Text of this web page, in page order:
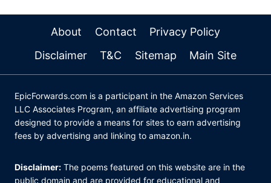
About Contact
Privacy Policy
Disclaimer
T&C Sitemap Main Site
EpicForwards.com is a participant in the Amazon Services
LLC Associates Program, an affiliate advertising program
designed to provide a means for sites to earn advertising
fees by advertising and linking to amazon.in.
Disclaimer: The poems featured on this website are in the
public domain and are provided for educational and